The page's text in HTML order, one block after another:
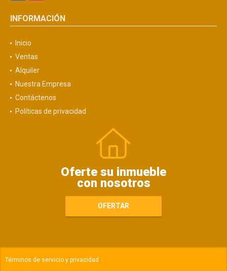
INFORMACIÓN
Inicio
Ventas
Alquiler
Nuestra Empresa
Contáctenos
Políticas de privacidad
Oferte su inmueble
con nosotros
OFERTAR
Términos de servicio y privacidad